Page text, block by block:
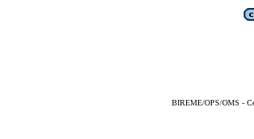
BIREME/OPS/OMS -